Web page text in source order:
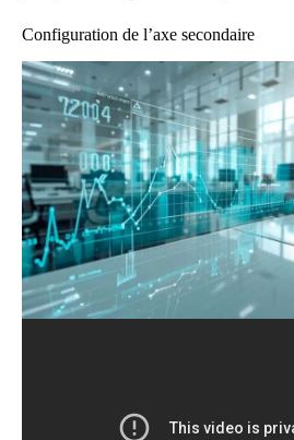
Configuration de l’axe secondaire